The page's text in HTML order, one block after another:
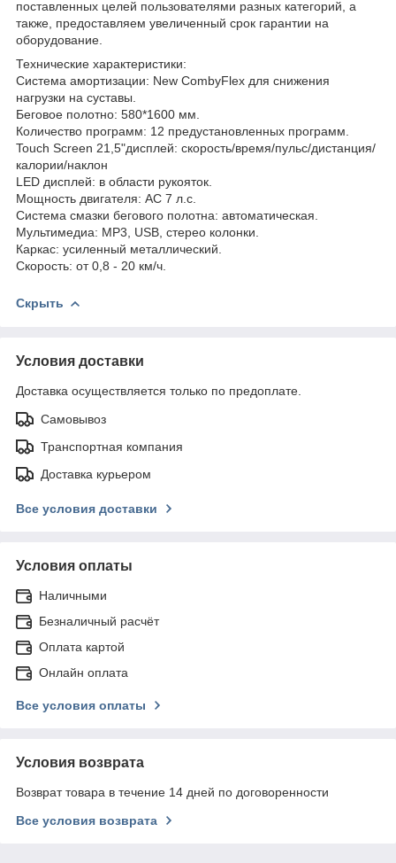
поставленных целей пользователями разных категорий, а
также, предоставляем увеличенный срок гарантии на
оборудование.
Технические характеристики:
Система амортизации: New CombyFlex для снижения
нагрузки на суставы.
Беговое полотно: 580*1600 мм.
Количество программ: 12 предустановленных программ.
Touch Screen 21,5"дисплей: скорость/время/пульс/дистанция/
калории/наклон
LED дисплей: в области рукояток.
Мощность двигателя: АС 7 л.с.
Система смазки бегового полотна: aвтоматическая.
Мультимедиа: МР3, USB, стерео колонки.
Каркас: усиленный металлический.
Скорость: от 0,8 - 20 км/ч.
Скрыть
Условия доставки
Доставка осуществляется только по предоплате.
Самовывоз
Транспортная компания
Доставка курьером
Все условия доставки
Условия оплаты
Наличными
Безналичный расчёт
Оплата картой
Онлайн оплата
Все условия оплаты
Условия возврата
Возврат товара в течение 14 дней по договоренности
Все условия возврата